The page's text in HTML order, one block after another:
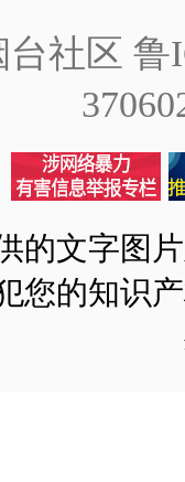
社区 鲁
的文字图
您的知识